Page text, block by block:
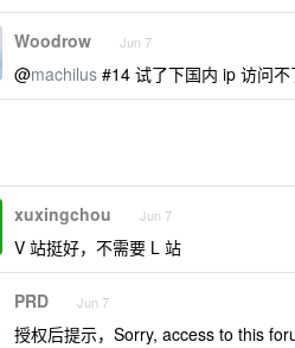
Woodrow Jun 7
@machilus #14 试了下国内 ip 访问不
xuxingchou Jun 7
V 站挺好，不需要 L 站
PRD Jun 7
授权后提示，Sorry, access to this